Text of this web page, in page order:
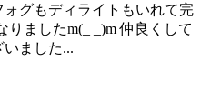
グもディライトもいれて完
ましたm(_ _)m 仲良くして
ました...